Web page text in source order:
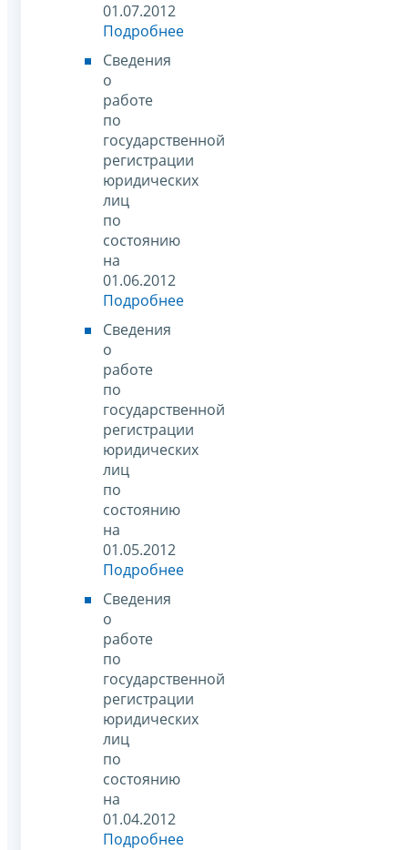
01.07.2012
Подробнее
Сведения
о
работе
по
государственной
регистрации
юридических
лиц
по
состоянию
на
01.06.2012
Подробнее
Сведения
о
работе
по
государственной
регистрации
юридических
лиц
по
состоянию
на
01.05.2012
Подробнее
Сведения
о
работе
по
государственной
регистрации
юридических
лиц
по
состоянию
на
01.04.2012
Подробнее